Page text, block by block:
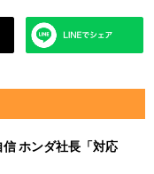
ホンダ社長「対応